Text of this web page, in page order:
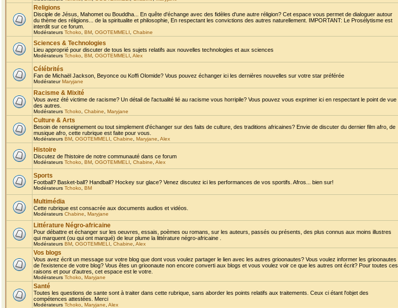
Religions
Disciple de Jésus, Mahomet ou Bouddha... En quête d'échange avec des fidèles d'une autre réligion? Cet espace vous permet de dialoguer autour
du thème des réligions... de la spiritualite et philosophie, En respectant les convictions des autres naturellement. IMPORTANT: Le Prosélytisme est
interdit sur ce forum.
Modérateurs Tchoko BM OGOTEMMELI Chabine
Sciences & Technologies
Lieu approprié pour discuter de tous les sujets relatifs aux nouvelles technologies et aux sciences
Modérateurs Tchoko BM OGOTEMMELI Alex
Célébrités
Fan de Michaël Jackson, Beyonce ou Koffi Olomide? Vous pouvez échanger ici les dernières nouvelles sur votre star préférée
ModérateurMaryjane
Racisme & Mixité
Vous avez été victime de racisme? Un détail de l'actualité lié au racisme vous horripile? Vous pouvez vous exprimer ici en respectant le point de vue
des autres.
Modérateurs Tchoko Chabine Maryjane
Culture & Arts
Besoin de renseignement ou tout simplement d'échanger sur des faits de culture, des traditions africaines? Envie de discuter du dernier film afro, de
musique afro, cette rubrique est faite pour vous.
Modérateurs BM OGOTEMMELI Chabine Maryjane Alex
Histoire
Discutez de l'histoire de notre communauté dans ce forum
Modérateurs Tchoko BM OGOTEMMELI Chabine Alex
Sports
Football? Basket-ball? Handball? Hockey sur glace? Venez discutez ici les performances de vos sportifs. Afros... bien sur!
Modérateurs Tchoko BM
Multimédia
Cette rubrique est consacrée aux documents audios et vidéos.
Modérateurs Chabine Maryjane
Littérature Négro-africaine
Pour débattre et échanger sur les oeuvres, essais, poèmes ou romans, sur les auteurs, passés ou présents, des plus connus aux moins illustres
qui marquent (ou qui ont marqué) de leur plume la littérature négro-africaine .
Modérateurs BM OGOTEMMELI Chabine Alex
Vos blogs
Vous avez écrit un message sur votre blog que dont vous voulez partager le lien avec les autres grioonautes? Vous voulez informer les grioonautes
de l'existence de votre blog? Vous êtes un grioonaute non encore converti aux blogs et vous voulez voir ce que les autres ont écrit? Pour toutes ces
raisons et pour d'autres, cet espace est le votre.
Modérateurs Tchoko Maryjane
Santé
Toutes les questions de sante sont à traiter dans cette rubrique, sans aborder les points relatifs aux traitements. Ceux ci étant l'objet des
compétences attestées. Merci
Modérateurs Tchoko Maryjane Alex